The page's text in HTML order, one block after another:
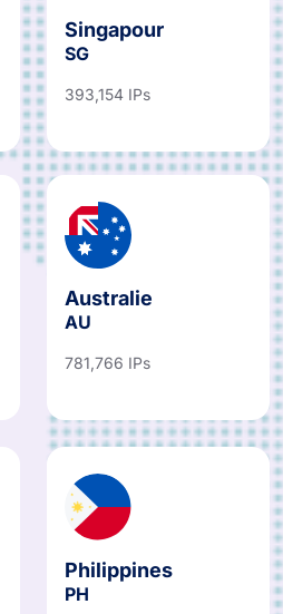
Singapour
SG
393,154 IPs
Australie
AU
781,766 IPs
Philippines
PH